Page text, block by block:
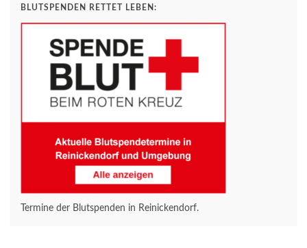
BLUTSPENDEN RETTET LEBEN:
Termine der Blutspenden in Reinickendorf.